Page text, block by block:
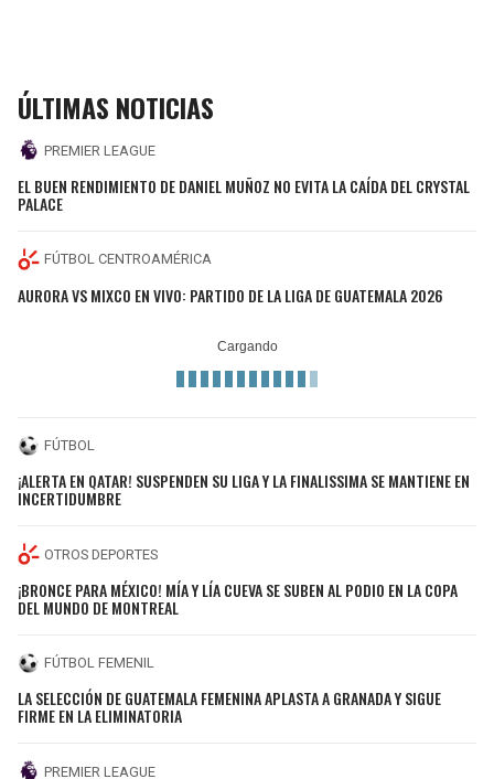
ÚLTIMAS NOTICIAS
PREMIER LEAGUE
EL BUEN RENDIMIENTO DE DANIEL MUÑOZ NO EVITA LA CAÍDA DEL CRYSTAL
PALACE
FÚTBOL CENTROAMÉRICA
AURORA VS MIXCO EN VIVO: PARTIDO DE LA LIGA DE GUATEMALA 2026
FÚTBOL
¡ALERTA EN QATAR! SUSPENDEN SU LIGA Y LA FINALISSIMA SE MANTIENE EN
INCERTIDUMBRE
OTROS DEPORTES
¡BRONCE PARA MÉXICO! MÍA Y LÍA CUEVA SE SUBEN AL PODIO EN LA COPA
DEL MUNDO DE MONTREAL
FÚTBOL FEMENIL
LA SELECCIÓN DE GUATEMALA FEMENINA APLASTA A GRANADA Y SIGUE
FIRME EN LA ELIMINATORIA
PREMIER LEAGUE